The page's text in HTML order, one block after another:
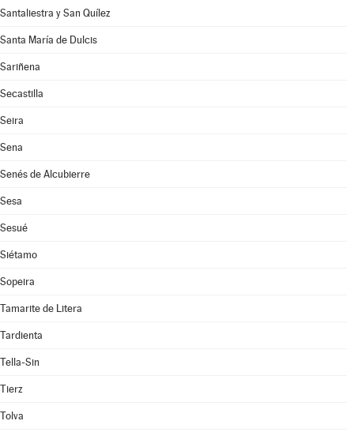
Santaliestra y San Quílez
Santa María de Dulcis
Sariñena
Secastilla
Seira
Sena
Senés de Alcubierre
Sesa
Sesué
Siétamo
Sopeira
Tamarite de Litera
Tardienta
Tella-Sin
Tierz
Tolva